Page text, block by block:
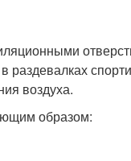
раздевалках
воздуха.
образом: